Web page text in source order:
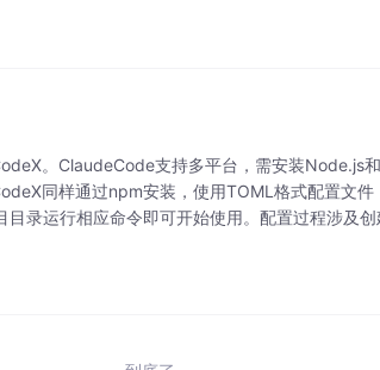
。ClaudeCode支持多平台，需安装Node.js
同样通过npm安装，使用TOML格式配置文件
录运行相应命令即可开始使用。配置过程涉及